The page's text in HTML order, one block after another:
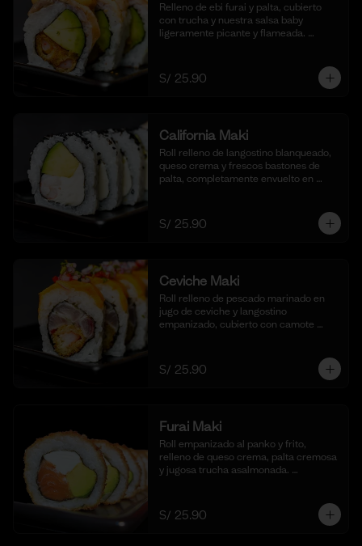
Relleno de ebi furai y palta, cubierto
con trucha y nuestra salsa baby
ligeramente picante y flameada.
S/ 25.90
California Maki
Roll relleno de langostino blanqueado,
queso crema y frescos bastones de
palta, completamente envuelto en
salsa shoyu. (10 cortes).
S/ 25.90
Ceviche Maki
Roll relleno de pescado marinado en
jugo de ceviche y langostino
empanizado, cubierto con camote
S/ 25.90
Furai Maki
Roll empanizado al panko y frito,
relleno de queso crema, palta cremosa
y jugosa trucha asalmonada.
S/ 25.90